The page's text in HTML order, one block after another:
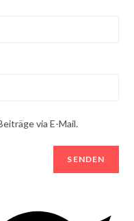
via E-Mail.